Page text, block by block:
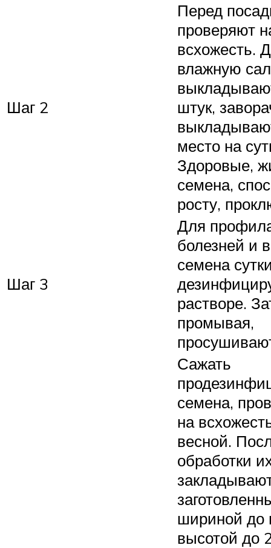
Шаг 2
Перед
проверяют
всхожесть.
влажную
штук,
место на
Здоровые,
семена,
росту,
Шаг 3
Для
болезней и
семена
растворе.
промывая,
Сажать
семена,
на
весной.
обработки
шириной до
высотой до